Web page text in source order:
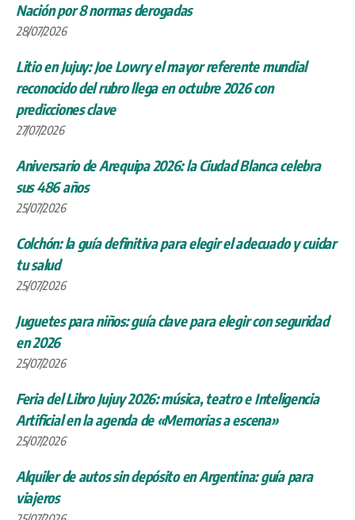
Nación por 8 normas derogadas
28/07/2026
Litio en Jujuy: Joe Lowry el mayor referente mundial
reconocido del rubro llega en octubre 2026 con
predicciones clave
27/07/2026
Aniversario de Arequipa 2026: la Ciudad Blanca celebra
sus 486 años
25/07/2026
Colchón: la guía definitiva para elegir el adecuado y cuidar
tu salud
25/07/2026
Juguetes para niños: guía clave para elegir con seguridad
en 2026
25/07/2026
Feria del Libro Jujuy 2026: música, teatro e Inteligencia
Artificial en la agenda de «Memorias a escena»
25/07/2026
Alquiler de autos sin depósito en Argentina: guía para
viajeros